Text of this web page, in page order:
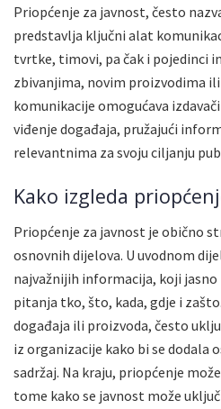
Priopćenje za javnost, često
predstavlja ključni alat
tvrtke, timovi, pa čak i pojedinci
zbivanjima, novim proizvodima
komunikacije omogućava
viđenje događaja, pružajući
relevantnima za svoju ciljanju
Kako izgleda
Priopćenje za javnost je obično
osnovnih dijelova. U uvodnom
najvažnijih informacija, koji jasno
pitanja tko, što, kada, gdje i
događaja ili proizvoda, često
iz organizacije kako bi se dodala
sadržaj. Na kraju, priopćenje
tome kako se javnost može